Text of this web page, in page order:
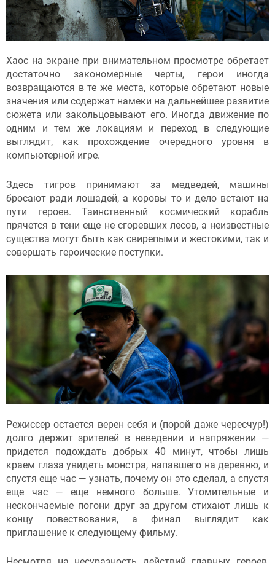
Хаос на экране при внимательном просмотре обретает
достаточно закономерные черты, герои иногда
возвращаются в те же места, которые обретают новые
значения или содержат намеки на дальнейшее развитие
сюжета или закольцовывают его. Иногда движение по
одним и тем же локациям и переход в следующие
выглядит, как прохождение очередного уровня в
компьютерной игре.
Здесь тигров принимают за медведей, машины
бросают ради лошадей, а коровы то и дело встают на
пути героев. Таинственный космический корабль
прячется в тени еще не сгоревших лесов, а неизвестные
существа могут быть как свирепыми и жестокими, так и
совершать героические поступки.
Режиссер остается верен себя и (порой даже чересчур!)
долго держит зрителей в неведении и напряжении —
придется подождать добрых 40 минут, чтобы лишь
краем глаза увидеть монстра, напавшего на деревню, и
спустя еще час — узнать, почему он это сделал, а спустя
еще час — еще немного больше. Утомительные и
нескончаемые погони друг за другом стихают лишь к
концу повествования, а финал выглядит как
приглашение к следующему фильму.